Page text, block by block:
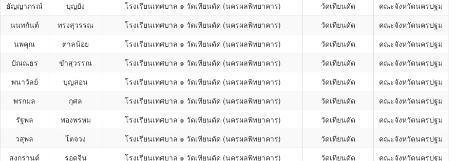
ธัญญาภรณ์ บุญยัง โรงเรียนเทศบาล ๑ วัดเทียนดัด (นครผลพิทยาคาร) วัดเทียนดัด
คณะจังหวัดนครปฐม
นนทกันต์ ทรงสุวรรณ โรงเรียนเทศบาล ๑ วัดเทียนดัด (นครผลพิทยาคาร) วัดเทียนดัด
คณะจังหวัดนครปฐม
นพคุณ ตาลน้อย โรงเรียนเทศบาล ๑ วัดเทียนดัด (นครผลพิทยาคาร) วัดเทียนดัด
คณะจังหวัดนครปฐม
ปัณณธร ขำสุวรรณ โรงเรียนเทศบาล ๑ วัดเทียนดัด (นครผลพิทยาคาร) วัดเทียนดัด
คณะจังหวัดนครปฐม
พนาวัลย์ บุญสอน โรงเรียนเทศบาล ๑ วัดเทียนดัด (นครผลพิทยาคาร) วัดเทียนดัด
คณะจังหวัดนครปฐม
พรกมล กุศล โรงเรียนเทศบาล ๑ วัดเทียนดัด (นครผลพิทยาคาร) วัดเทียนดัด
คณะจังหวัดนครปฐม
รัฐพล พองพรหม โรงเรียนเทศบาล ๑ วัดเทียนดัด (นครผลพิทยาคาร) วัดเทียนดัด
คณะจังหวัดนครปฐม
วสุพล โตจวง โรงเรียนเทศบาล ๑ วัดเทียนดัด (นครผลพิทยาคาร) วัดเทียนดัด
คณะจังหวัดนครปฐม
สงกรานต์ รอดจีน โรงเรียนเทศบาล ๑ วัดเทียนดัด (นครผลพิทยาคาร) วัดเทียนดัด
คณะจังหวัดนครปฐม